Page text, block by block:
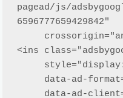
pagead/js/
6596777659429842"
<ins